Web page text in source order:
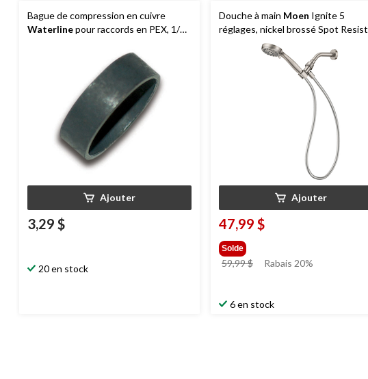
Bague de compression en cuivre
Waterlinepour raccords en PEX, 1/2
Ajouter
3,29 $
20 en stock
Douche à main Moen Ignite 5
réglages, nickel brossé Spot Resist
Ajouter
47,99 $
Solde
59,99 $
prixRabais 20%
6 en stock